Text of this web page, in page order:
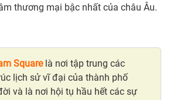
thương mại bậc nhất của châu Âu.
Square là nơi tập trung các
lịch sử vĩ đại của thành phố
và là nơi hội tụ hầu hết các sự